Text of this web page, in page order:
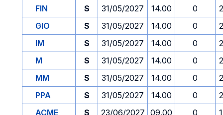
FIN
S 31/05/2027 14.00 0
GIO
S 31/05/2027 14.00 0
IM
S 31/05/2027 14.00 0
M
S 31/05/2027 14.00 0
MM
S 31/05/2027 14.00 0
PPA
S 31/05/2027 14.00 0
ACME
S 23/06/2027 09.00 0